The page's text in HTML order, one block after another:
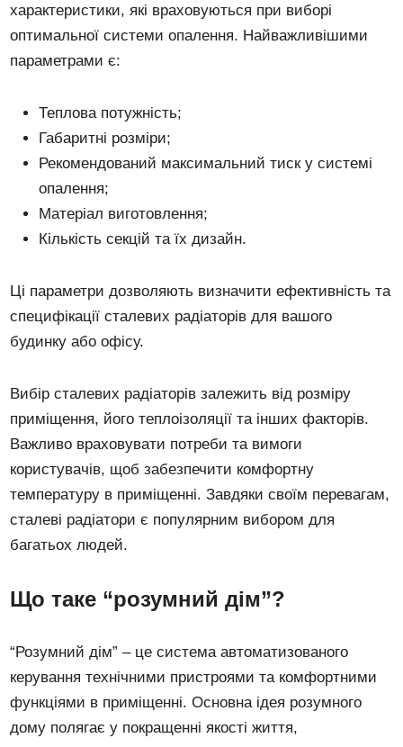
характеристики, які враховуються при виборі
оптимальної системи опалення. Найважливішими
параметрами є:
Теплова потужність;
Габаритні розміри;
Рекомендований максимальний тиск у системі
опалення;
Матеріал виготовлення;
Кількість секцій та їх дизайн.
Ці параметри дозволяють визначити ефективність та
специфікації сталевих радіаторів для вашого
будинку або офісу.
Вибір сталевих радіаторів залежить від розміру
приміщення, його теплоізоляції та інших факторів.
Важливо враховувати потреби та вимоги
користувачів, щоб забезпечити комфортну
температуру в приміщенні. Завдяки своїм перевагам,
сталеві радіатори є популярним вибором для
багатьох людей.
Що таке “розумний дім”?
“Розумний дім” – це система автоматизованого
керування технічними пристроями та комфортними
функціями в приміщенні. Основна ідея розумного
дому полягає у покращенні якості життя,